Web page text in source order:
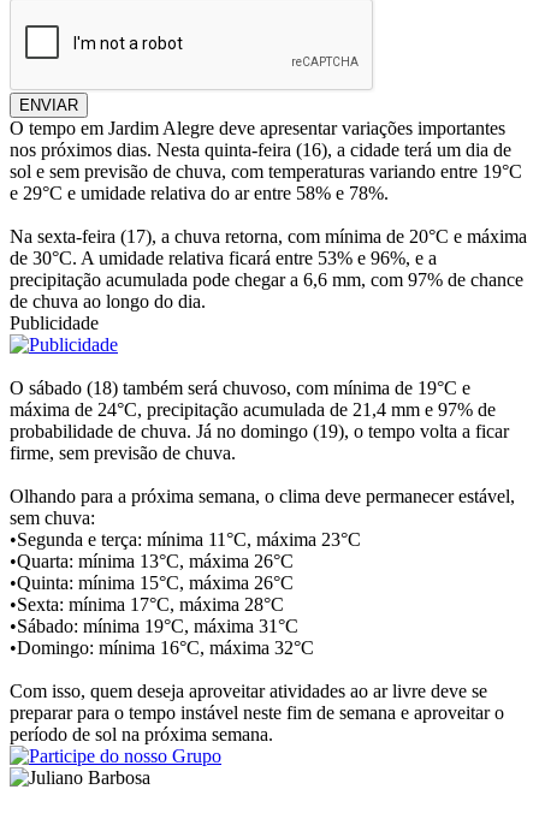
ENVIAR
O tempo em Jardim Alegre deve apresentar variações importantes
nos próximos dias. Nesta quinta-feira (16), a cidade terá um dia de
sol e sem previsão de chuva, com temperaturas variando entre 19°C
e 29°C e umidade relativa do ar entre 58% e 78%.
Na sexta-feira (17), a chuva retorna, com mínima de 20°C e máxima
de 30°C. A umidade relativa ficará entre 53% e 96%, e a
precipitação acumulada pode chegar a 6,6 mm, com 97% de chance
de chuva ao longo do dia.
Publicidade
O sábado (18) também será chuvoso, com mínima de 19°C e
máxima de 24°C, precipitação acumulada de 21,4 mm e 97% de
probabilidade de chuva. Já no domingo (19), o tempo volta a ficar
firme, sem previsão de chuva.
Olhando para a próxima semana, o clima deve permanecer estável,
sem chuva:
•Segunda e terça: mínima 11°C, máxima 23°C
•Quarta: mínima 13°C, máxima 26°C
•Quinta: mínima 15°C, máxima 26°C
•Sexta: mínima 17°C, máxima 28°C
•Sábado: mínima 19°C, máxima 31°C
•Domingo: mínima 16°C, máxima 32°C
Com isso, quem deseja aproveitar atividades ao ar livre deve se
preparar para o tempo instável neste fim de semana e aproveitar o
período de sol na próxima semana.